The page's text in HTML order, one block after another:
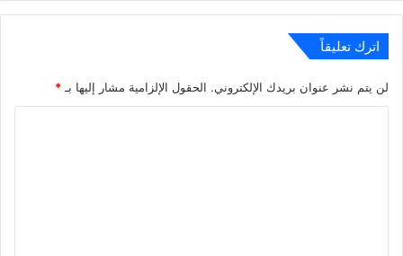
اترك تعليقاً
لن يتم نشر عنوان بريدك الإلكتروني. الحقول الإلزامية مشار إليها بـ*